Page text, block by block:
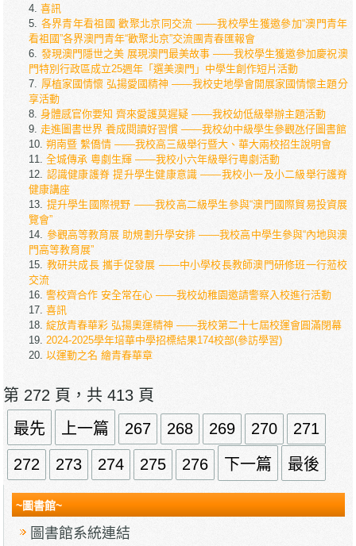
喜訊
各界青年看祖國 歡聚北京同交流 ——我校學生獲邀參加“澳門青年
看祖國”各界澳門青年“歡聚北京”交流團青春匯報會
發現澳門隱世之美 展現澳門最美故事 ——我校學生獲邀參加慶祝澳
門特別行政區成立25週年「選美澳門」中學生創作短片活動
厚植家國情懷 弘揚愛國精神 ——我校史地學會開展家國情懷主題分
享活動
身體感官你要知 齊來愛護莫遲疑 ——我校幼低級舉辦主題活動
走進圖書世界 養成閱讀好習慣 ——我校幼中級學生參觀氹仔圖書館
朔南暨 繫僑情 ——我校高三級舉行暨大、華大兩校招生說明會
全城傳承 粵劇生輝 ——我校小六年級舉行粵劇活動
認識健康護脊 提升學生健康意識 ——我校小一及小二級舉行護脊
健康講座
提升學生國際視野 ——我校高二級學生參與“澳門國際貿易投資展
覽會”
參觀高等教育展 助規劃升學安排 ——我校高中學生參與“內地與澳
門高等教育展”
教研共成長 攜手促發展 ——中小學校長教師澳門研修班一行蒞校
交流
警校齊合作 安全常在心 ——我校幼稚園邀請警察入校進行活動
喜訊
綻放青春華彩 弘揚奧運精神 ——我校第二十七屆校運會圓滿閉幕
2024-2025學年培華中學招標結果174校部(參訪學習)
以運動之名 繪青春華章
第 272 頁，共 413 頁
最先
上一篇 267 268 269 270 271
272 273 274 275 276 下一篇 最後
~圖書館~
圖書館系統連結